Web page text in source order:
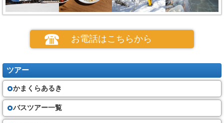
お電話はこちらから
ツアー
かまくらあるき
バスツアー一覧